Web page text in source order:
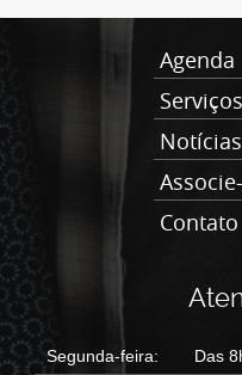
Agenda
Serviços
Notícias
Contato
Segunda-feira:
Das